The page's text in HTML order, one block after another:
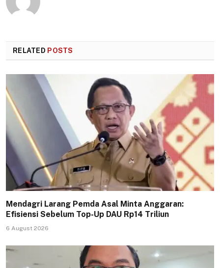
RELATED POSTS
Mendagri Larang Pemda Asal Minta Anggaran:
Efisiensi Sebelum Top-Up DAU Rp14 Triliun
6 August 2026